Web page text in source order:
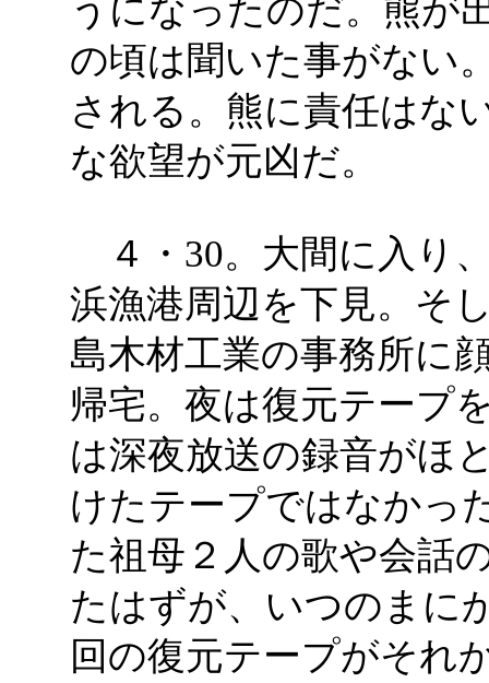
うになったのだ。熊が
の頃は聞いた事がない
される。熊に責任はな
な欲望が元凶だ。
４・30。大間に入り
浜漁港周辺を下見。そ
島木材工業の事務所に
帰宅。夜は復元テープ
は深夜放送の録音がほ
けたテープではなかっ
た祖母２人の歌や会話
たはずが、いつのまに
回の復元テープがそれ